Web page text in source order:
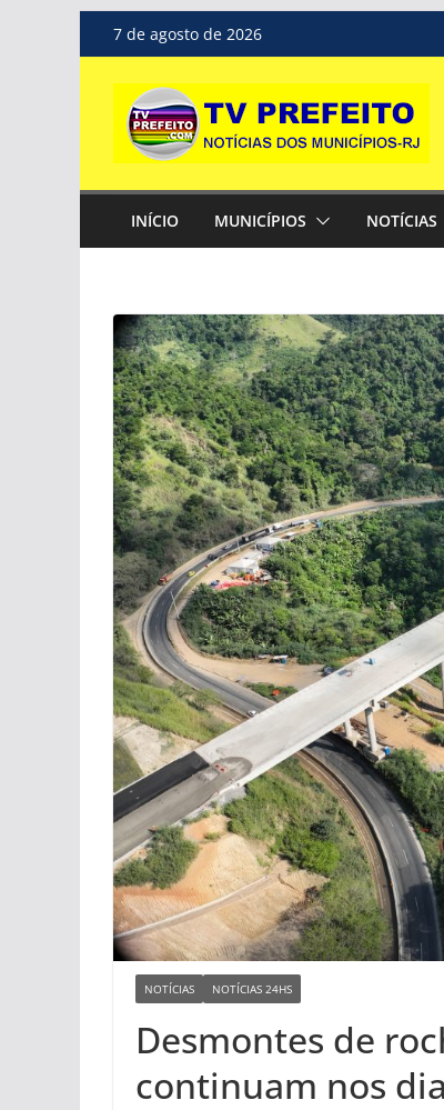
Pular
para
conteúdo
7 de agosto de 2026
INÍCIO MUNICÍPIOS NOTÍCIAS
NOTÍCIAS NOTÍCIAS 24HS
Desmontes de
continuam nos